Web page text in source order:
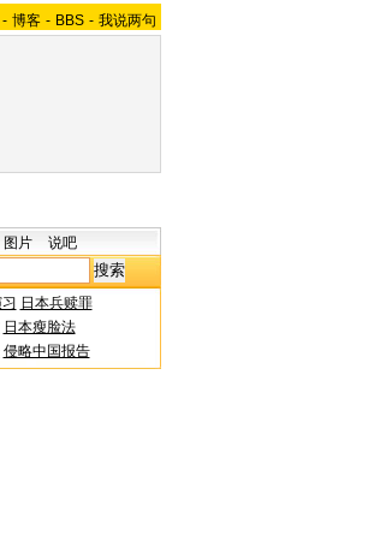
- 博客 - BBS - 我说两句
图片 说吧
日本兵赎罪
日本瘦脸法
侵略中国报告